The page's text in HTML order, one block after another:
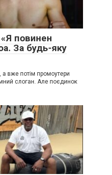
повинен
За будь-яку
а вже потім промоутери
слоган. Але поєдинок